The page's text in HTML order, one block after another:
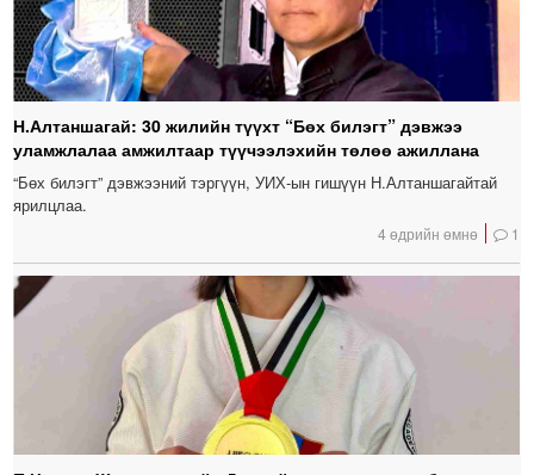
Н.Алтаншагай: 30 жилийн түүхт “Бөх билэгт” дэвжээ
уламжлалаа амжилтаар түүчээлэхийн төлөө ажиллана
“Бөх билэгт” дэвжээний тэргүүн, УИХ-ын гишүүн Н.Алтаншагайтай
ярилцлаа.
4 өдрийн өмнө 1